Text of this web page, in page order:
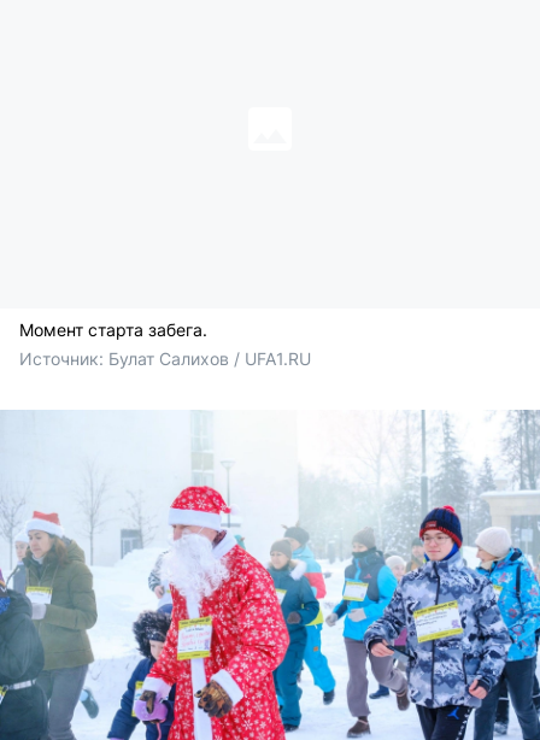
Момент старта забега.
Источник: Булат Салихов / UFA1.RU